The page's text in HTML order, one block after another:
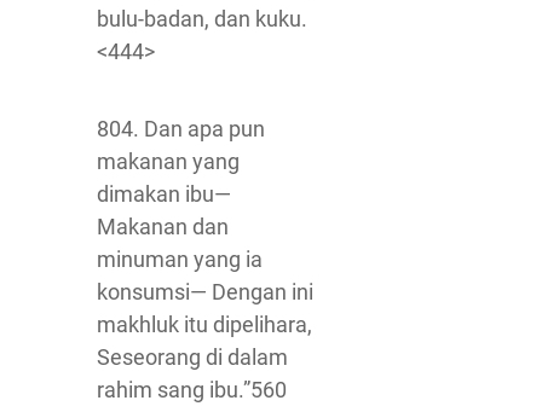
bulu-badan, dan kuku.
<444>
804. Dan apa pun
makanan yang
dimakan ibu—
Makanan dan
minuman yang ia
konsumsi— Dengan ini
makhluk itu dipelihara,
Seseorang di dalam
rahim sang ibu.”560